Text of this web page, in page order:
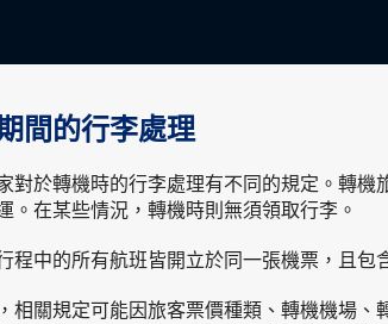
間的行李處理
對於轉機時的行李處理有不同的規定。轉
。在某些情況，轉機時則無須領取行李。
程中的所有航班皆開立於同一張機票，且包
相關規定可能因旅客票價種類、轉機機場